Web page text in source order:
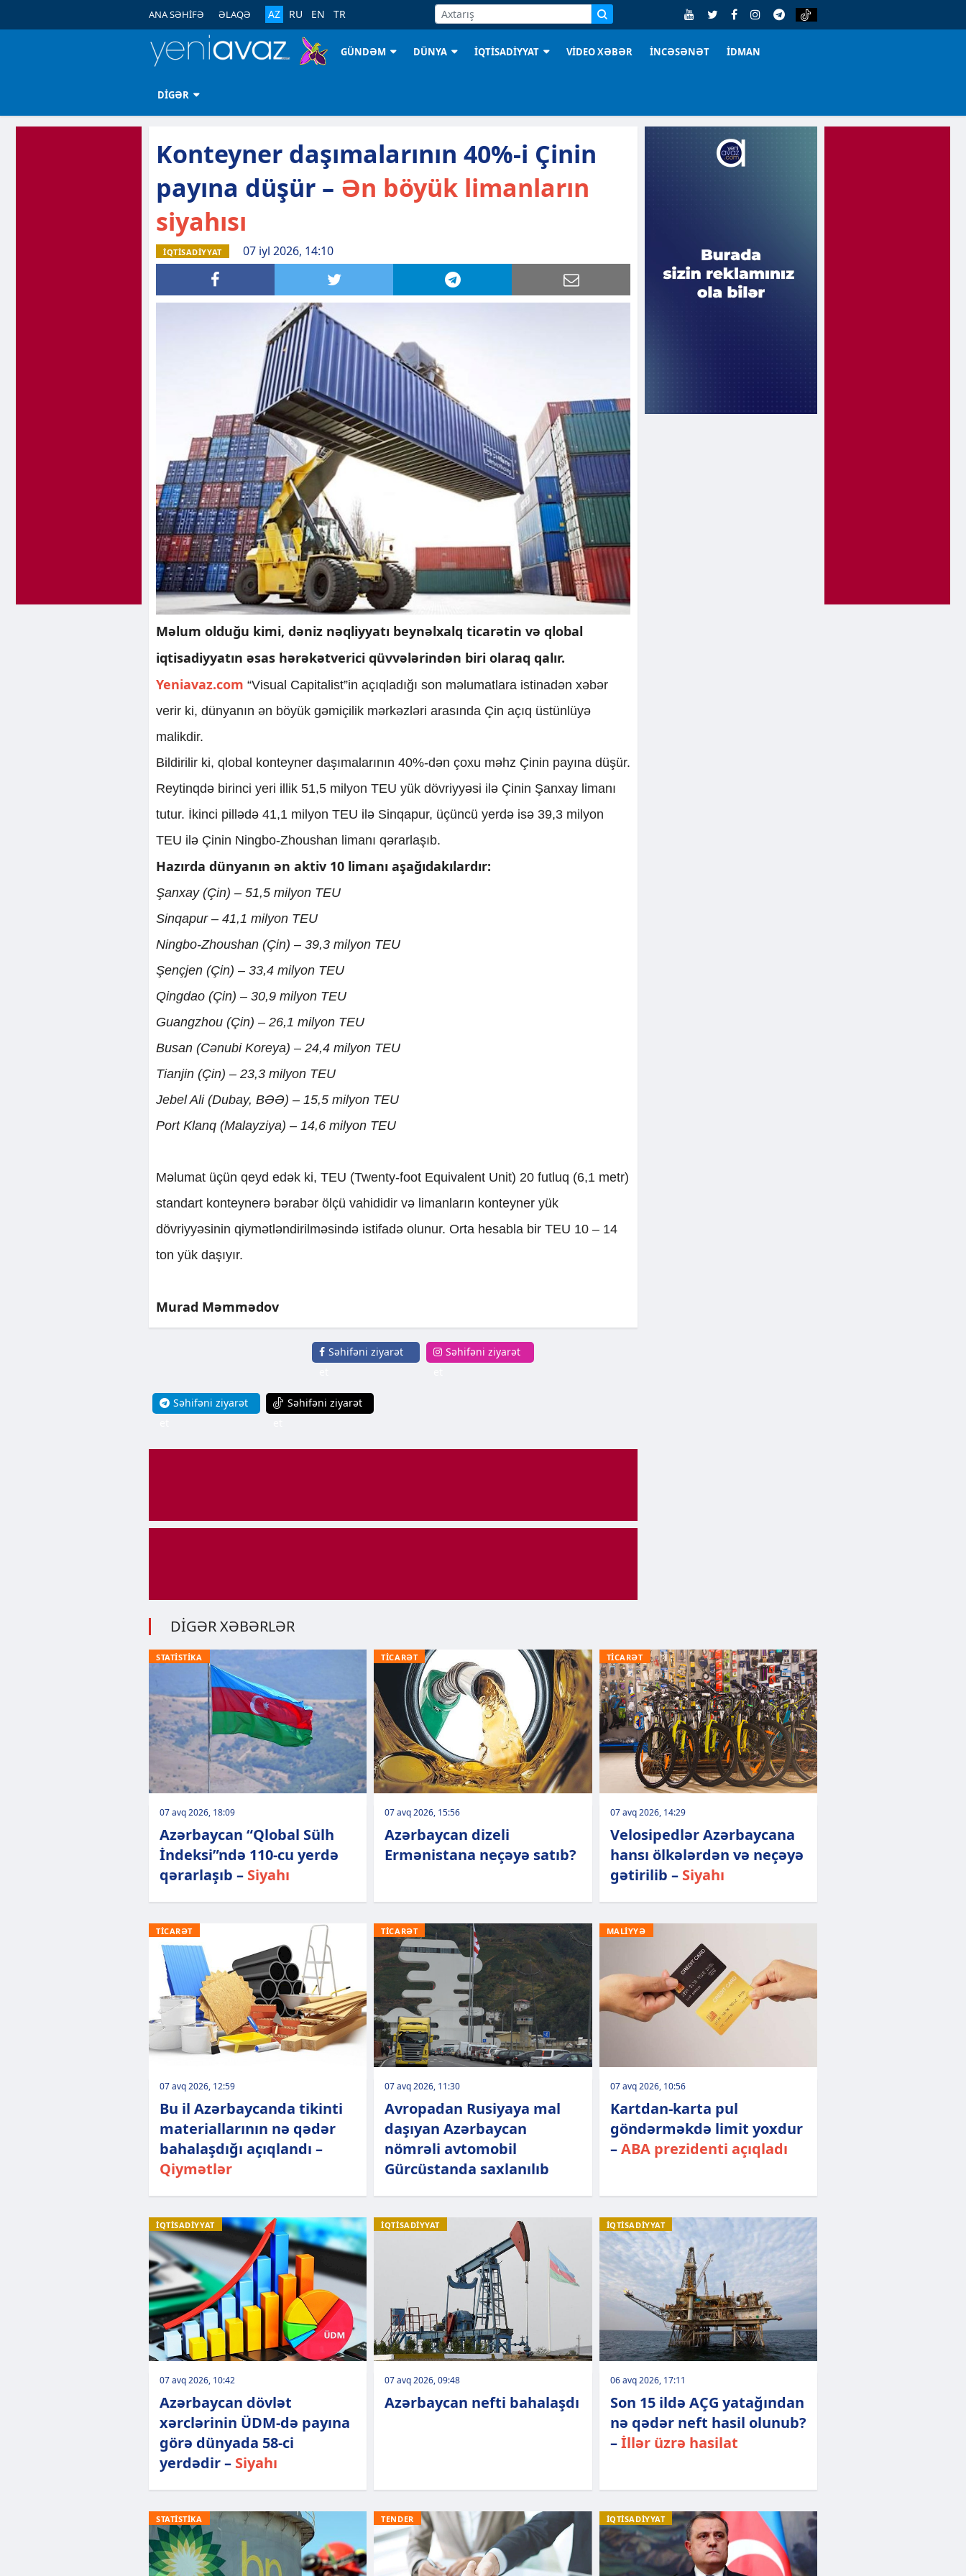
ANA SƏHİFƏ ƏLAQƏ AZ RU EN TR
GÜNDƏM DÜNYA İQTİSADİYYAT VİDEO XƏBƏR İNCƏSƏNƏT İDMAN
DİGƏR
Konteyner daşımalarının 40%-i Çinin
payına düşür – Ən böyük limanların
siyahısı
İQTİSADİYYAT 07 iyl 2026, 14:10
Məlum olduğu kimi, dəniz nəqliyyatı beynəlxalq ticarətin və qlobal
iqtisadiyyatın əsas hərəkətverici qüvvələrindən biri olaraq qalır.
Yeniavaz.com “Visual Capitalist”in açıqladığı son məlumatlara istinadən xəbər
verir ki, dünyanın ən böyük gəmiçilik mərkəzləri arasında Çin açıq üstünlüyə
malikdir.
Bildirilir ki, qlobal konteyner daşımalarının 40%-dən çoxu məhz Çinin payına düşür.
Reytinqdə birinci yeri illik 51,5 milyon TEU yük dövriyyəsi ilə Çinin Şanxay limanı
tutur. İkinci pillədə 41,1 milyon TEU ilə Sinqapur, üçüncü yerdə isə 39,3 milyon
TEU ilə Çinin Ningbo-Zhoushan limanı qərarlaşıb.
Hazırda dünyanın ən aktiv 10 limanı aşağıdakılardır:
Şanxay (Çin) – 51,5 milyon TEU
Sinqapur – 41,1 milyon TEU
Ningbo-Zhoushan (Çin) – 39,3 milyon TEU
Şençjen (Çin) – 33,4 milyon TEU
Qingdao (Çin) – 30,9 milyon TEU
Guangzhou (Çin) – 26,1 milyon TEU
Busan (Cənubi Koreya) – 24,4 milyon TEU
Tianjin (Çin) – 23,3 milyon TEU
Jebel Ali (Dubay, BƏƏ) – 15,5 milyon TEU
Port Klanq (Malayziya) – 14,6 milyon TEU
Məlumat üçün qeyd edək ki, TEU (Twenty-foot Equivalent Unit) 20 futluq (6,1 metr)
standart konteynerə bərabər ölçü vahididir və limanların konteyner yük
dövriyyəsinin qiymətləndirilməsində istifadə olunur. Orta hesabla bir TEU 10 – 14
ton yük daşıyır.
Murad Məmmədov
Səhifəni ziyarət
Səhifəni ziyarət
Səhifəni ziyarət
Səhifəni ziyarət
DİGƏR XƏBƏRLƏR
STATİSTİKA
07 avq 2026, 18:09
Azərbaycan “Qlobal Sülh
İndeksi”ndə 110-cu yerdə
qərarlaşıb – Siyahı
TİCARƏT
07 avq 2026, 15:56
Azərbaycan dizeli
Ermənistana neçəyə satıb?
TİCARƏT
07 avq 2026, 14:29
Velosipedlər Azərbaycana
hansı ölkələrdən və neçəyə
gətirilib – Siyahı
TİCARƏT
07 avq 2026, 12:59
Bu il Azərbaycanda tikinti
materiallarının nə qədər
bahalaşdığı açıqlandı –
Qiymətlər
TİCARƏT
07 avq 2026, 11:30
Avropadan Rusiyaya mal
daşıyan Azərbaycan
nömrəli avtomobil
Gürcüstanda saxlanılıb
MALİYYƏ
07 avq 2026, 10:56
Kartdan-karta pul
göndərməkdə limit yoxdur
–ABA prezidenti açıqladı
İQTİSADİYYAT
07 avq 2026, 10:42
Azərbaycan dövlət
xərclərinin ÜDM-də payına
görə dünyada 58-ci
yerdədir – Siyahı
İQTİSADİYYAT
07 avq 2026, 09:48
Azərbaycan nefti bahalaşdı
İQTİSADİYYAT
06 avq 2026, 17:11
Son 15 ildə AÇG yatağından
nə qədər neft hasil olunub?
–İllər üzrə hasilat
STATİSTİKA TENDER İQTİSADİYYAT